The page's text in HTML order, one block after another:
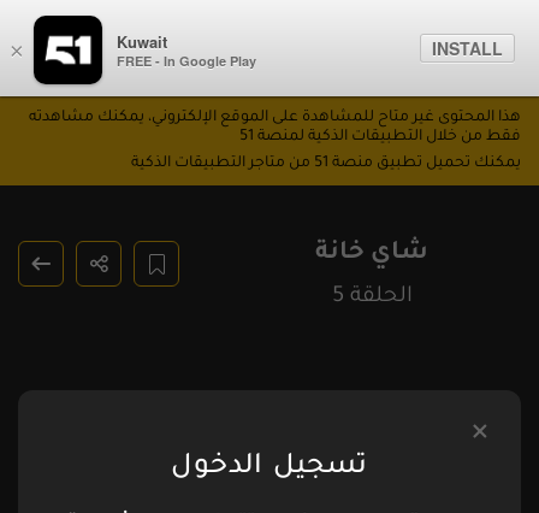
× Kuwait
FREE - In Google Play
INSTALL
شاي خانة
الحلقة 5
هذا المحتوى غير متاح للمشاهدة على الموقع الإلكتروني، يمكنك مشاهدته
فقط من خلال التطبيقات الذكية لمنصة 51
يمكنك تحميل تطبيق منصة 51 من متاجر التطبيقات الذكية
تسجيل الدخول